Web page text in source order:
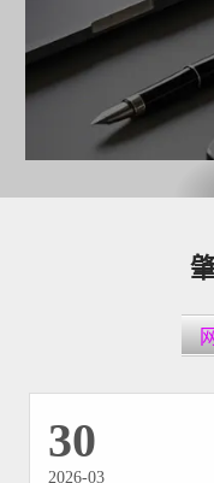
景需求，助力企业实
30
2026-03